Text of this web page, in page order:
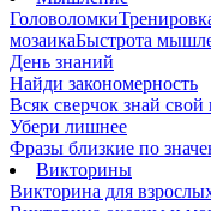
Головоломки
мозаикаБыстрота
День знаний
Найди закономерность
Всяк сверчок знай
Убери лишнее
Фразы близкие по
Викторины
Викторина для